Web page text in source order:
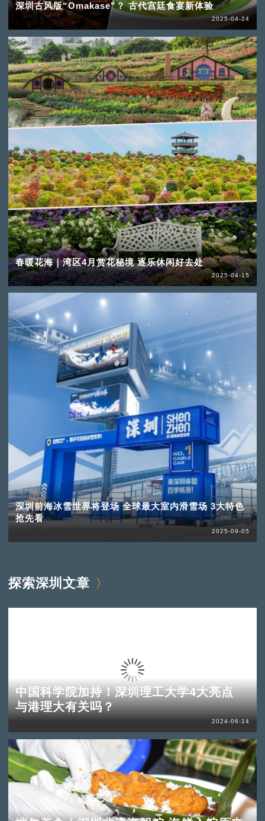
深圳古风版“Omakase”？ 古代宫廷食宴新体验
2025-04-24
春暖花海｜湾区4月赏花秘境 逐乐休闲好去处
2025-04-15
深圳前海冰雪世界将登场 全球最大室内滑雪场 3大特色
抢先看
2025-09-05
探索深圳文章
中国科学院加持！深圳理工大学4大亮点
与港理大有关吗？
2024-06-14